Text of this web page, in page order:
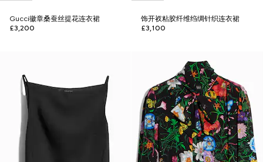
Gucci徽章桑蚕丝提花连衣裙
£3,200
饰开衩粘胶纤维绉绸针织连衣裙
£3,100